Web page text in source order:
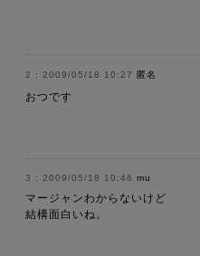
2009/05/18 10:27 匿名
おつです
2009/05/18 10:46 mu
マージャンわからないけど
結構面白いね。